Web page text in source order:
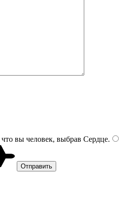
вы человек, выбрав Сердце.